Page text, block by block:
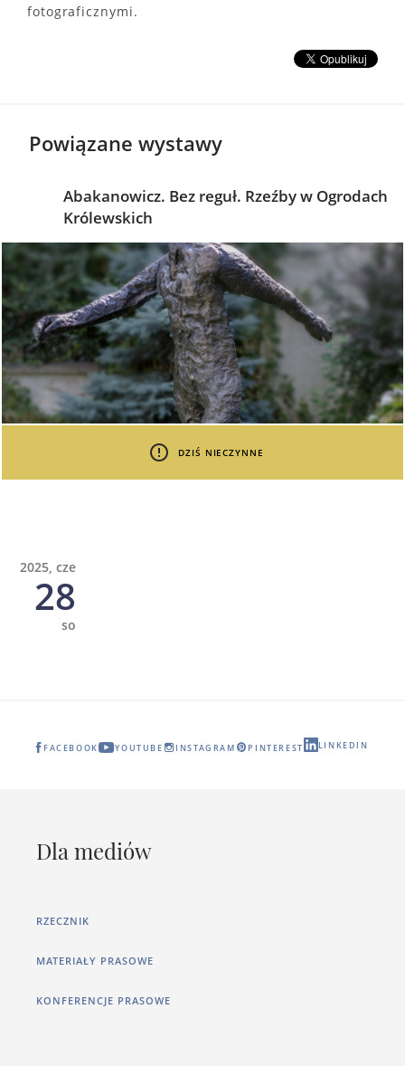
fotograficznymi.
Powiązane wystawy
Abakanowicz. Bez reguł. Rzeźby w Ogrodach
Królewskich
DZIŚ NIECZYNNE
2025, cze
28
so
FACEBOOK YOUTUBE INSTAGRAM PINTEREST LINKEDIN
Dla mediów
RZECZNIK
MATERIAŁY PRASOWE
KONFERENCJE PRASOWE